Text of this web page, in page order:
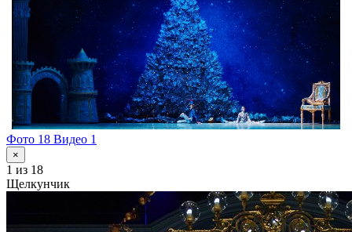
Фото 18 Видео 1
×
1 из 18
Щелкунчик